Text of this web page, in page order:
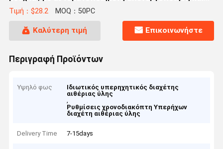
ρυθμίσεις χρονοδιακόπτη για τη διάχυση αρώματος
Τιμή：$28.2 MOQ：50PC
Καλύτερη τιμή Επικοινωνήστε
Περιγραφή Προϊόντων
Υψηλό φως
Ιδιωτικός υπερηχητικός διαχέτης
αιθέριας ύλης
,
Ρυθμίσεις χρονοδιακόπτη Υπερήχων
διαχέτη αιθέριας ύλης
Delivery Time 7-15days